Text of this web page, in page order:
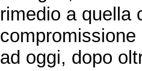
rimedio a quella
ad oggi, dopo